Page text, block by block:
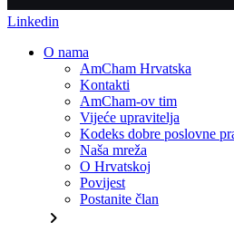
Linkedin
O nama
AmCham Hrvatska
Kontakti
AmCham-ov tim
Vijeće upravitelja
Kodeks dobre poslovne
Naša mreža
O Hrvatskoj
Povijest
Postanite član
chevron_right